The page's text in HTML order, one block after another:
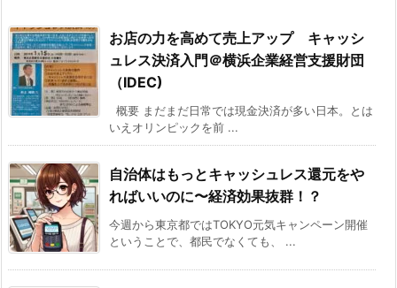
お店の力を高めて売上アップ キャッシ
ュレス決済入門＠横浜企業経営支援財団
（IDEC)
概要 まだまだ日常では現金決済が多い日本。とは
いえオリンピックを前 ...
自治体はもっとキャッシュレス還元をや
ればいいのに〜経済効果抜群！？
今週から東京都ではTOKYO元気キャンペーン開催
ということで、都民でなくても、 ...